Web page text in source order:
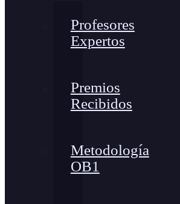
Profesores
Expertos
Premios
Recibidos
Metodología
OB1